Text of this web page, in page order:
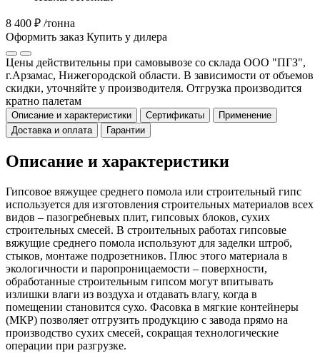
8 400 ₽ /тонна
Оформить заказ Купить у дилера
Цены действительны при самовывозе со склада ООО "ПГЗ",
г.Арзамас, Нижегородской области. В зависимости от объемов
скидки, уточняйте у производителя. Отгрузка производится
кратно палетам
Описание и характеристики Сертификаты
Применение
Доставка и оплата
Гарантии
Описание и характеристики
Гипсовое вяжущее среднего помола или строительный гипс
используется для изготовления строительных материалов всех
видов – пазогребневых плит, гипсовых блоков, сухих
строительных смесей. В строительных работах гипсовые
вяжущие среднего помола используют для заделки штроб,
стыков, монтаже подрозетников. Плюс этого материала в
экологичности и паропроницаемости – поверхности,
обработанные строительным гипсом могут впитывать
излишки влаги из воздуха и отдавать влагу, когда в
помещении становится сухо. Фасовка в мягкие контейнеры
(МКР) позволяет отгрузить продукцию с завода прямо на
производство сухих смесей, сокращая технологические
операции при разгрузке.